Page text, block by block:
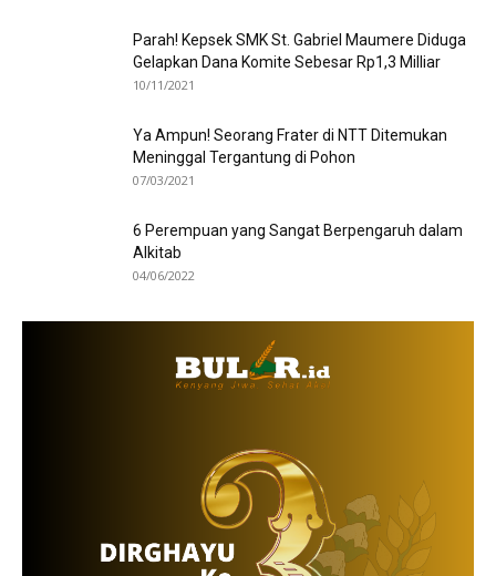
Parah! Kepsek SMK St. Gabriel Maumere Diduga
Gelapkan Dana Komite Sebesar Rp1,3 Milliar
10/11/2021
Ya Ampun! Seorang Frater di NTT Ditemukan
Meninggal Tergantung di Pohon
07/03/2021
6 Perempuan yang Sangat Berpengaruh dalam
Alkitab
04/06/2022